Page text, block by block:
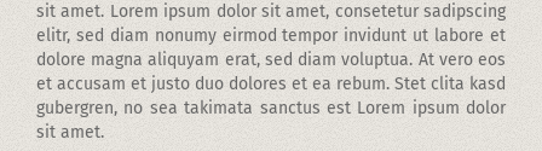
sit amet. Lorem ipsum dolor sit amet, consetetur sadipscing
elitr, sed diam nonumy eirmod tempor invidunt ut labore et
dolore magna aliquyam erat, sed diam voluptua. At vero eos
et accusam et justo duo dolores et ea rebum. Stet clita kasd
gubergren, no sea takimata sanctus est Lorem ipsum dolor
sit amet.